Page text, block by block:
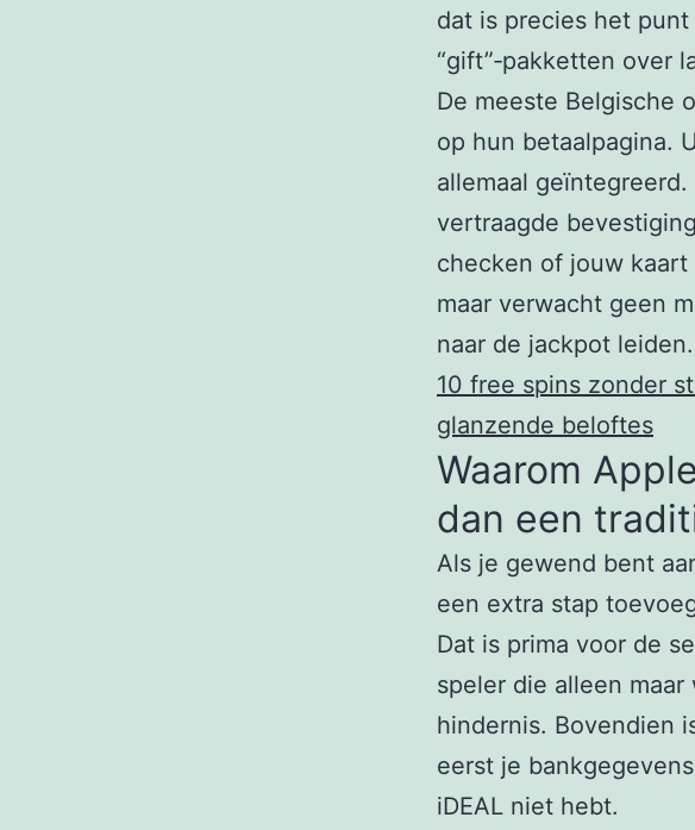
dat is precies het
“gift”‑pakketten over
De meeste Belgische
op hun betaalpagina.
allemaal
vertraagde
checken of jouw
maar verwacht geen
naar de jackpot leiden.
10 free spins zonder
glanzende beloftes
Waarom
dan een
Als je gewend bent
een extra stap
Dat is prima voor de
speler die alleen
hindernis. Bovendien
eerst je
iDEAL niet hebt.